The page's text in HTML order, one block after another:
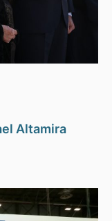
Altamira